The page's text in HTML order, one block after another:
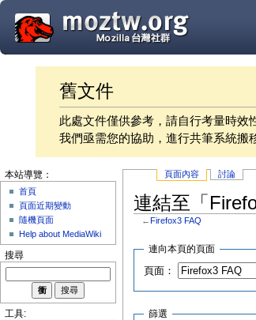
舊文件
此處文件僅供參考，請自行考量時效
我們亟需您的協助，進行共筆系統搬
頁面內容 討論
連結至「
← Firefox3 FAQ
連向本頁的頁面
頁面：
篩選
本站導覽：
首頁
頁面近期變動
隨機頁面
Help about MediaWiki
搜尋
工具: